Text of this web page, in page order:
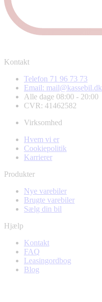
Kontakt
Telefon 71 96 73 73
Email: mail@kassebil.dk
Alle dage 08:00 - 20:00
CVR: 41462582
Virksomhed
Hvem vi er
Cookiepolitik
Karrierer
Produkter
Nye varebiler
Brugte varebiler
Sælg din bil
Hjælp
Kontakt
FAQ
Leasingordbog
Blog